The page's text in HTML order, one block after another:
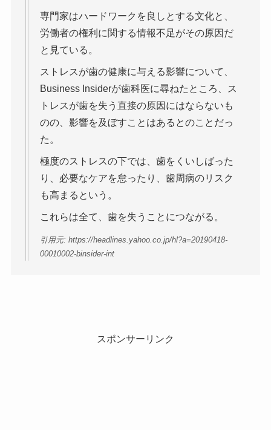
専門家はハードワークを良しとする文化と、
労働者の権利に関する情報不足がその原因だ
と見ている。
ストレスが歯の健康に与える影響について、
Business Insiderが歯科医に尋ねたところ、ス
トレスが歯を失う直接の原因にはならないも
のの、影響を及ぼすことはあるとのことだっ
た。
極度のストレスの下では、歯をくいしばった
り、必要なケアを怠ったり、歯周病のリスク
も高まるという。
これらは全て、歯を失うことにつながる。
引用元: https://headlines.yahoo.co.jp/hl?a=20190418-
00010002-binsider-int
スポンサーリンク